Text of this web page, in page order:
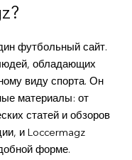
футбольный сайт.
обладающих
виду спорта. Он
материалы: от
статей и обзоров
и Loccermagz
форме.